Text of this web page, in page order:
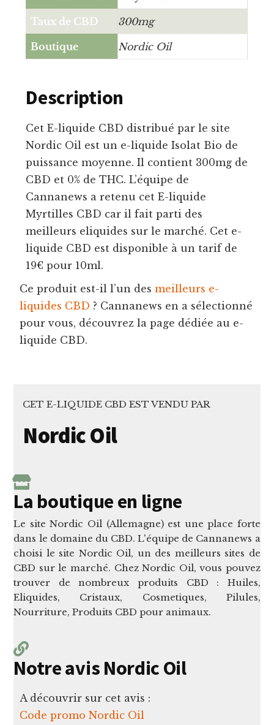
Taux de CBD 300mg
Boutique Nordic Oil
Description
Cet E-liquide CBD distribué par le site
Nordic Oil est un e-liquide Isolat Bio de
puissance moyenne. Il contient 300mg de
CBD et 0% de THC. L’équipe de
Cannanews a retenu cet E-liquide
Myrtilles CBD car il fait parti des
meilleurs eliquides sur le marché. Cet e-
liquide CBD est disponible à un tarif de
19€ pour 10ml.
Ce produit est-il l’un desmeilleurs e-
liquides CBD ? Cannanews en a sélectionné
pour vous, découvrez la page dédiée au e-
liquide CBD.
CET E-LIQUIDE CBD EST VENDU PAR
Nordic Oil
La boutique en ligne
Le site Nordic Oil (Allemagne) est une place forte
dans le domaine du CBD. L'équipe de Cannanews a
choisi le site Nordic Oil, un des meilleurs sites de
CBD sur le marché. Chez Nordic Oil, vous pouvez
trouver de nombreux produits CBD : Huiles,
Eliquides, Cristaux, Cosmetiques, Pilules,
Nourriture, Produits CBD pour animaux.
Notre avis Nordic Oil
A découvrir sur cet avis :
Code promo Nordic Oil